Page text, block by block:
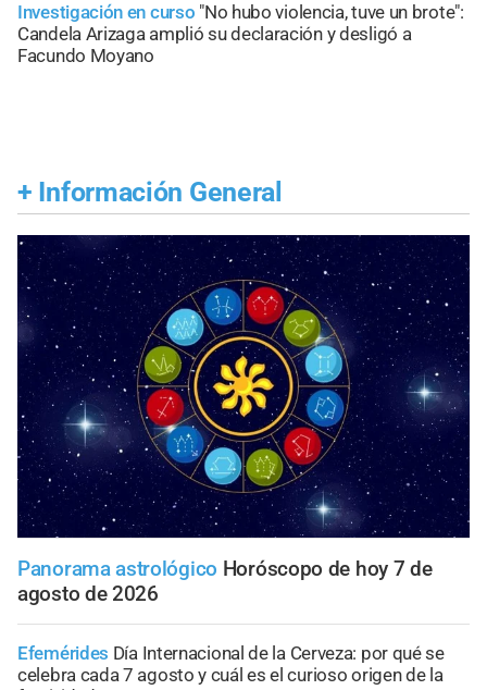
Investigación en curso "No hubo violencia, tuve un brote":
Candela Arizaga amplió su declaración y desligó a
Facundo Moyano
+ Información General
Panorama astrológico Horóscopo de hoy 7 de
agosto de 2026
Efemérides Día Internacional de la Cerveza: por qué se
celebra cada 7 agosto y cuál es el curioso origen de la